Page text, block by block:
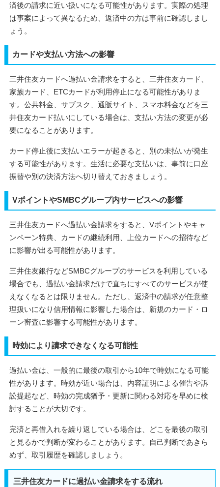
済後の請求に近い扱いになる可能性があります。実際の処理
は事案によって異なるため、返済中の方は事前に確認しまし
ょう。
カードや支払い方法への影響
三井住友カードへ過払い金請求をすると、三井住友カード、
家族カード、ETCカードが利用停止になる可能性がありま
す。公共料金、サブスク、通販サイト、スマホ料金などを三
井住友カード払いにしている場合は、支払い方法の変更が必
要になることがあります。
カード停止後に支払いエラーが起きると、別の未払いが発生
する可能性があります。生活に必要な支払いは、事前に口座
振替や別の決済方法へ切り替えておきましょう。
VポイントやSMBCグループ内サービスへの影響
三井住友カードへ過払い金請求をすると、Vポイントやキャ
ンペーン特典、カードの継続利用、上位カードへの招待など
に影響が出る可能性があります。
三井住友銀行などSMBCグループのサービスを利用している
場合でも、過払い金請求だけで直ちにすべてのサービスが使
えなくなるとは限りません。ただし、返済中の請求が任意整
理扱いになり信用情報に影響した場合は、新規のカード・ロ
ーン審査に影響する可能性があります。
時効により請求できなくなる可能性
過払い金は、一般的に最後の取引から10年で時効になる可能
性があります。時効が近い場合は、内容証明による催告や訴
訟提起など、時効の完成猶予・更新に関わる対応を早めに検
討することが大切です。
完済と再借入れを繰り返している場合は、どこを最後の取引
と見るかで判断が変わることがあります。自己判断であきら
めず、取引履歴を確認しましょう。
三井住友カードに過払い金請求をする流れ